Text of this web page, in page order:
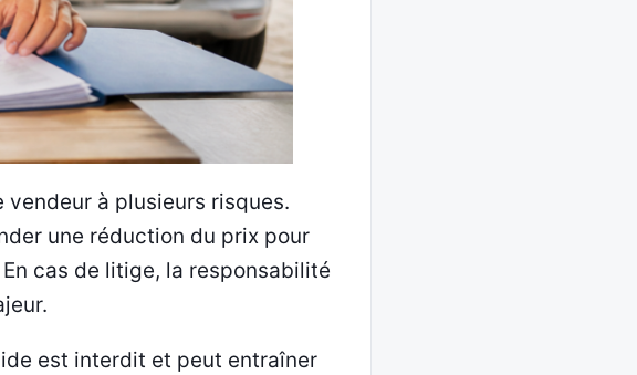
à plusieurs risques.
une réduction du prix pour
cas de litige, la responsabilité
est interdit et peut entraîner